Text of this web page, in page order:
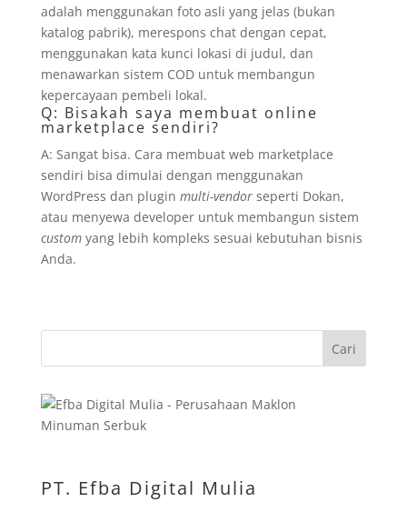
adalah menggunakan foto asli yang jelas (bukan
katalog pabrik), merespons chat dengan cepat,
menggunakan kata kunci lokasi di judul, dan
menawarkan sistem COD untuk membangun
kepercayaan pembeli lokal.
Q: Bisakah saya membuat online
marketplace sendiri?
A: Sangat bisa. Cara membuat web marketplace
sendiri bisa dimulai dengan menggunakan
WordPress dan plugin multi-vendorseperti Dokan,
atau menyewa developer untuk membangun sistem
customyang lebih kompleks sesuai kebutuhan bisnis
Anda.
Cari
PT. Efba Digital Mulia